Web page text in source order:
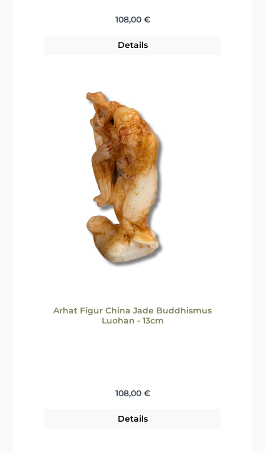
Regulärer Preis:
108,00 €
Details
Arhat Figur China Jade Buddhismus
Luohan - 13cm
Regulärer Preis:
108,00 €
Details